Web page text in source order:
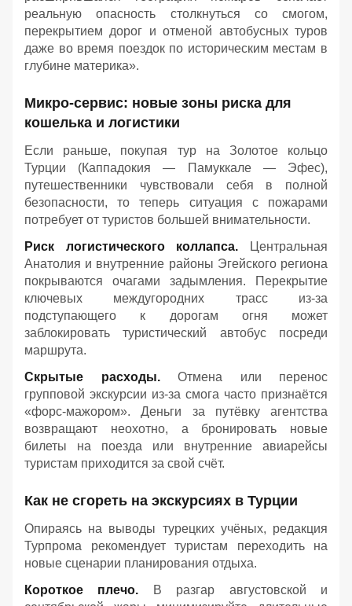
реальную опасность столкнуться со смогом,
перекрытием дорог и отменой автобусных туров
даже во время поездок по историческим местам в
глубине материка».
Микро-сервис: новые зоны риска для
кошелька и логистики
Если раньше, покупая тур на Золотое кольцо
Турции (Каппадокия — Памуккале — Эфес),
путешественники чувствовали себя в полной
безопасности, то теперь ситуация с пожарами
потребует от туристов большей внимательности.
Риск логистического коллапса. Центральная
Анатолия и внутренние районы Эгейского региона
покрываются очагами задымления. Перекрытие
ключевых междугородних трасс из-за
подступающего к дорогам огня может
заблокировать туристический автобус посреди
маршрута.
Скрытые расходы.Отмена или перенос
групповой экскурсии из-за смога часто признаётся
«форс-мажором». Деньги за путёвку агентства
возвращают неохотно, а бронировать новые
билеты на поезда или внутренние авиарейсы
туристам приходится за свой счёт.
Как не сгореть на экскурсиях в Турции
Опираясь на выводы турецких учёных, редакция
Турпрома рекомендует туристам переходить на
новые сценарии планирования отдыха.
Короткое плечо. В разгар августовской и